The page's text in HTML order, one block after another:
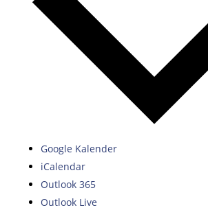
Google Kalender
iCalendar
Outlook 365
Outlook Live